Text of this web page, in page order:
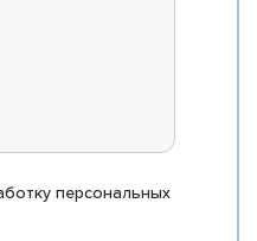
персональных